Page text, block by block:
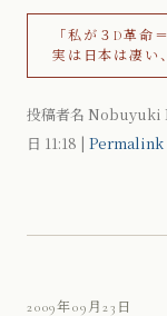
「私が３D革命
実は日本は凄い
投稿者名
日 11:18 | Permalink
2009年09月23日